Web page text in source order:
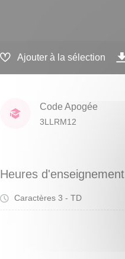
Ajouter à la sélection
Code Apogée
3LLRM12
Heures d'enseignement
Caractères 3 - TD